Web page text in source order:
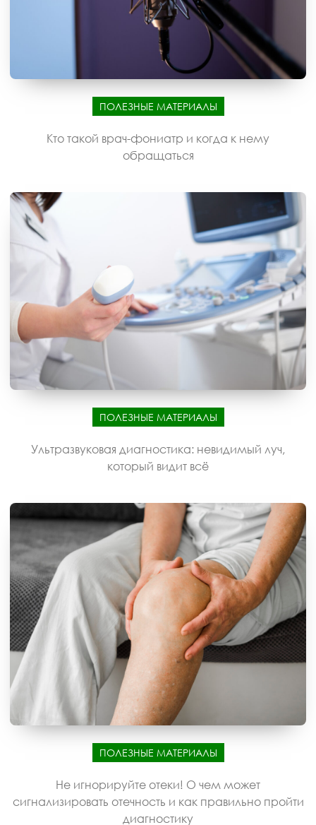
ПОЛЕЗНЫЕ МАТЕРИАЛЫ
Кто такой врач-фониатр и когда к нему
обращаться
ПОЛЕЗНЫЕ МАТЕРИАЛЫ
Ультразвуковая диагностика: невидимый луч,
который видит всё
ПОЛЕЗНЫЕ МАТЕРИАЛЫ
Не игнорируйте отеки! О чем может
сигнализировать отечность и как правильно пройти
диагностику